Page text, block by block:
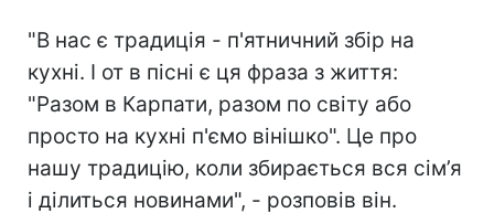
"В нас є традиція - п'ятничний збір на
кухні. І от в пісні є ця фраза з життя:
"Разом в Карпати, разом по світу або
просто на кухні п'ємо вінішко". Це про
нашу традицію, коли збирається вся сім’я
і ділиться новинами", - розповів він.